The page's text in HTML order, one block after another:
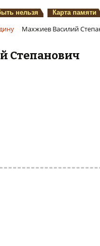
нельзя Карта памяти
Махжиев Василий
Степанович